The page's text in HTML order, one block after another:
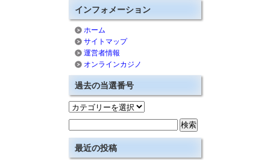
インフォメーション
ホーム
サイトマップ
運営者情報
オンラインカジノ
過去の当選番号
最近の投稿